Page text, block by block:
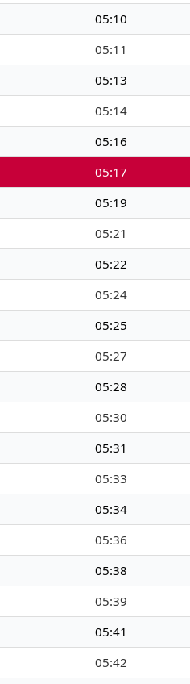
05:10
05:11
05:13
05:14
05:16
05:17
05:19
05:21
05:22
05:24
05:25
05:27
05:28
05:30
05:31
05:33
05:34
05:36
05:38
05:39
05:41
05:42